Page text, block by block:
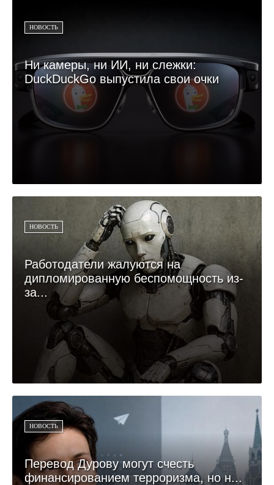
НОВОСТЬ
Ни камеры, ни ИИ, ни слежки:
DuckDuckGo выпустила свои очки
НОВОСТЬ
Работодатели жалуются на
дипломированную беспомощность из-
за...
НОВОСТЬ
Перевод Дурову могут счесть
финансированием терроризма, но н...